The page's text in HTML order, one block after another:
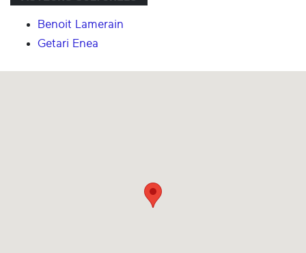
Benoit Lamerain
Getari Enea